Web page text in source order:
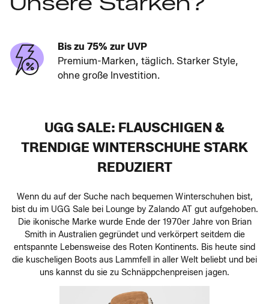
Bis zu 75% zur UVP
Premium-Marken, täglich. Starker Style,
ohne große Investition.
UGG SALE: FLAUSCHIGEN &
TRENDIGE WINTERSCHUHE STARK
REDUZIERT
Wenn du auf der Suche nach bequemen Winterschuhen bist,
bist du im UGG Sale bei Lounge by Zalando AT gut aufgehoben.
Die ikonische Marke wurde Ende der 1970er Jahre von Brian
Smith in Australien gegründet und verkörpert seitdem die
entspannte Lebensweise des Roten Kontinents. Bis heute sind
die kuscheligen Boots aus Lammfell in aller Welt beliebt und bei
uns kannst du sie zu Schnäppchenpreisen jagen.